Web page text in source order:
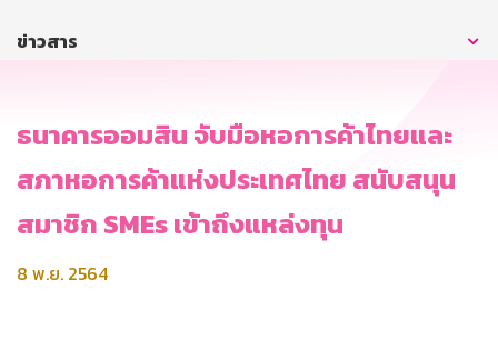
ข่าวสาร
ธนาคารออมสิน จับมือหอการค้าไทยและ
สภาหอการค้าแห่งประเทศไทย สนับสนุน
สมาชิก SMEs เข้าถึงแหล่งทุน
8 พ.ย. 2564